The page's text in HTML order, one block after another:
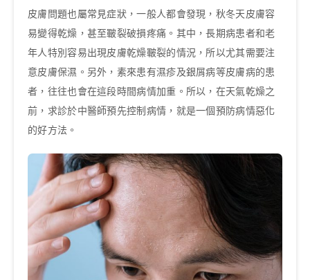
皮膚問題也屬常見症狀，一般人都會發現，秋冬天皮膚容
易變得乾燥，甚至皸裂破損疼痛。其中，長期病患者和老
年人特別容易出現皮膚乾燥皸裂的情況，所以尤其需要注
意皮膚保濕。另外，素來患有濕疹及銀屑病等皮膚病的患
者，往往也會在這段時間病情加重。所以，在天氣乾燥之
前，求診於中醫師預先控制病情，就是一個預防病情惡化
的好方法。